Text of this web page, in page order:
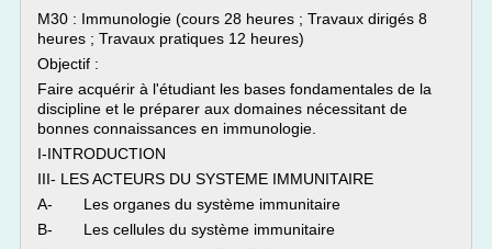
M30 : Immunologie (cours 28 heures ; Travaux dirigés 8
heures ; Travaux pratiques 12 heures)
Objectif :
Faire acquérir à l'étudiant les bases fondamentales de la
discipline et le préparer aux domaines nécessitant de
bonnes connaissances en immunologie.
I-INTRODUCTION
III- LES ACTEURS DU SYSTEME IMMUNITAIRE
A- Les organes du système immunitaire
B- Les cellules du système immunitaire